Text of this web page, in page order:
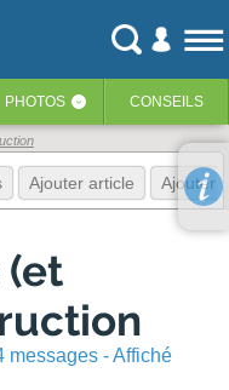
PHOTOS ‹ CONSEILS
Ajouter article Ajouter
(et
messages - Affiché